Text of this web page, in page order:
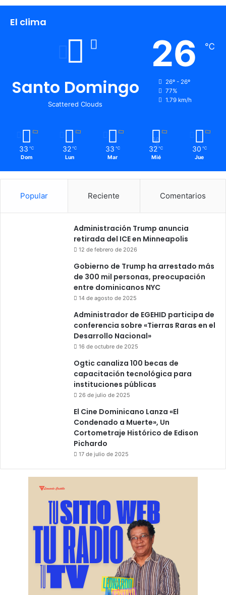
El clima
Santo Domingo
Scattered Clouds
26 ℃
26º - 26º
77%
1.79 km/h
33 ℃
Dom
32 ℃
Lun
33 ℃
Mar
32 ℃
Mié
30 ℃
Jue
Popular Reciente Comentarios
Administración Trump anuncia
retirada del ICE en Minneapolis
12 de febrero de 2026
Gobierno de Trump ha arrestado más
de 300 mil personas, preocupación
entre dominicanos NYC
14 de agosto de 2025
Administrador de EGEHID participa de
conferencia sobre «Tierras Raras en el
Desarrollo Nacional»
16 de octubre de 2025
Ogtic canaliza 100 becas de
capacitación tecnológica para
instituciones públicas
26 de julio de 2025
El Cine Dominicano Lanza «El
Condenado a Muerte», Un
Cortometraje Histórico de Edison
Pichardo
17 de julio de 2025